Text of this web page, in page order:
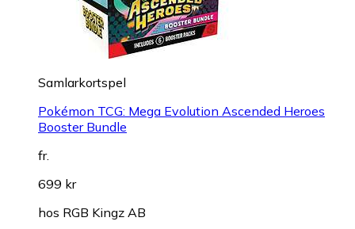
Samlarkortspel
Pokémon TCG: Mega Evolution Ascended Heroes
Booster Bundle
fr.
699 kr
hos RGB Kingz AB